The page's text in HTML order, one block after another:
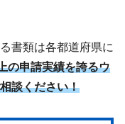
書類は各都道府県に
の申請実績を誇るウ
談ください！